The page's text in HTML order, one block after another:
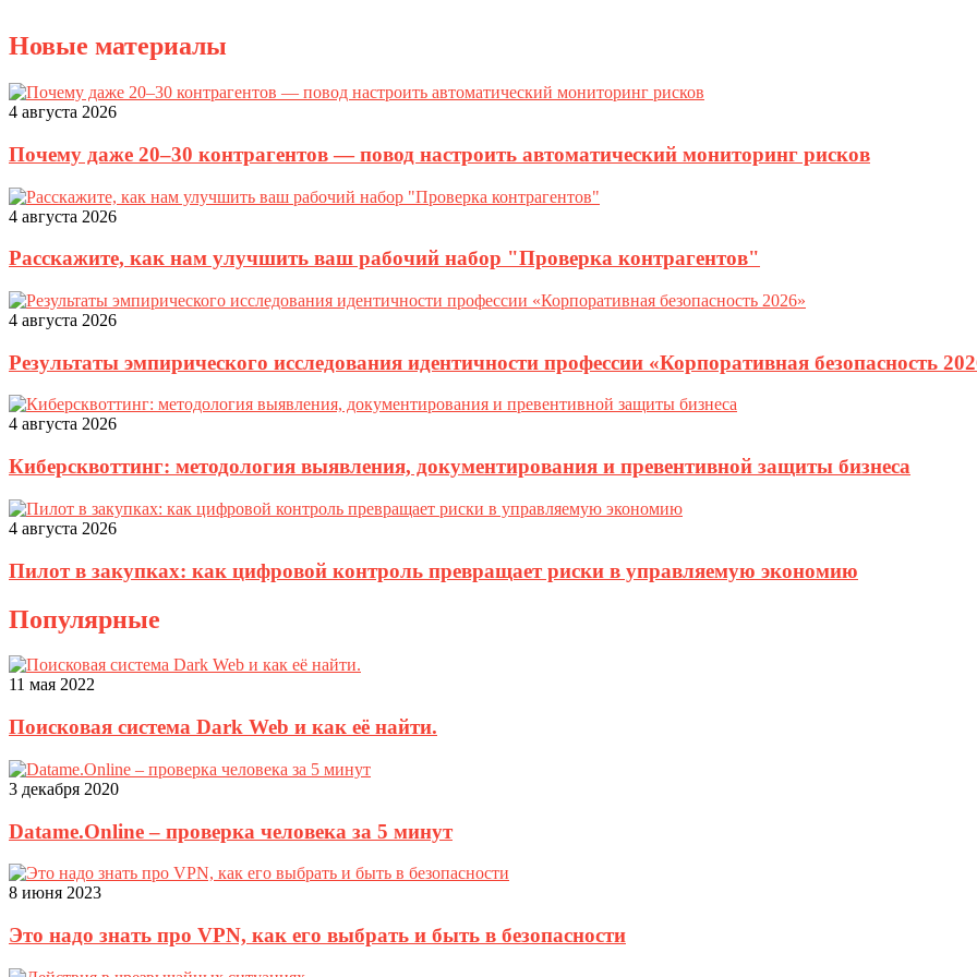
Новые материалы
4 августа 2026
Почему даже 20–30 контрагентов — повод настроить автоматический мониторинг рисков
4 августа 2026
Расскажите, как нам улучшить ваш рабочий набор "Проверка контрагентов"
4 августа 2026
Результаты эмпирического исследования идентичности профессии «Корпоративная безопасность
4 августа 2026
Киберсквоттинг: методология выявления, документирования и превентивной защиты бизнеса
4 августа 2026
Пилот в закупках: как цифровой контроль превращает риски в управляемую экономию
Популярные
11 мая 2022
Поисковая система Dark Web и как её найти.
3 декабря 2020
Datame.Online – проверка человека за 5 минут
8 июня 2023
Это надо знать про VPN, как его выбрать и быть в безопасности